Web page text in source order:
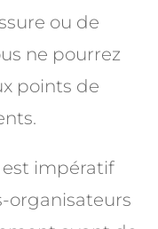
ou de
ne pourrez
points de
est impératif
organisateurs